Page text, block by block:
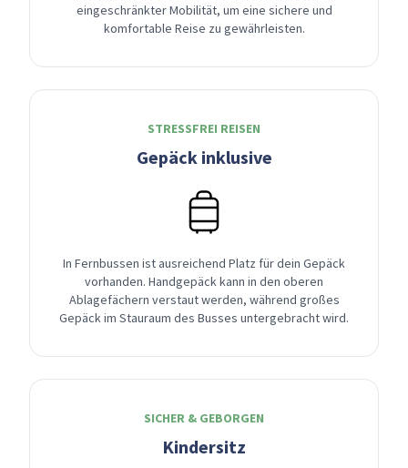
eingeschränkter Mobilität, um eine sichere und
komfortable Reise zu gewährleisten.
STRESSFREI REISEN
Gepäck inklusive
In Fernbussen ist ausreichend Platz für dein Gepäck
vorhanden. Handgepäck kann in den oberen
Ablagefächern verstaut werden, während großes
Gepäck im Stauraum des Busses untergebracht wird.
SICHER & GEBORGEN
Kindersitz